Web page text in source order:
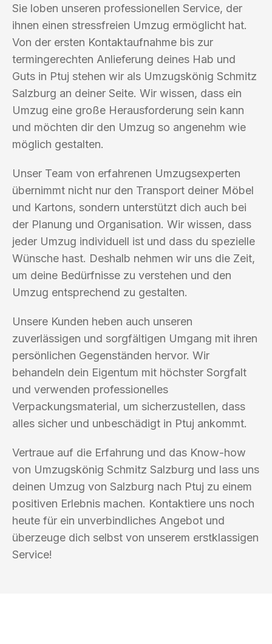
Sie loben unseren professionellen Service, der
ihnen einen stressfreien Umzug ermöglicht hat.
Von der ersten Kontaktaufnahme bis zur
termingerechten Anlieferung deines Hab und
Guts in Ptuj stehen wir als Umzugskönig Schmitz
Salzburg an deiner Seite. Wir wissen, dass ein
Umzug eine große Herausforderung sein kann
und möchten dir den Umzug so angenehm wie
möglich gestalten.
Unser Team von erfahrenen Umzugsexperten
übernimmt nicht nur den Transport deiner Möbel
und Kartons, sondern unterstützt dich auch bei
der Planung und Organisation. Wir wissen, dass
jeder Umzug individuell ist und dass du spezielle
Wünsche hast. Deshalb nehmen wir uns die Zeit,
um deine Bedürfnisse zu verstehen und den
Umzug entsprechend zu gestalten.
Unsere Kunden heben auch unseren
zuverlässigen und sorgfältigen Umgang mit ihren
persönlichen Gegenständen hervor. Wir
behandeln dein Eigentum mit höchster Sorgfalt
und verwenden professionelles
Verpackungsmaterial, um sicherzustellen, dass
alles sicher und unbeschädigt in Ptuj ankommt.
Vertraue auf die Erfahrung und das Know-how
von Umzugskönig Schmitz Salzburg und lass uns
deinen Umzug von Salzburg nach Ptuj zu einem
positiven Erlebnis machen. Kontaktiere uns noch
heute für ein unverbindliches Angebot und
überzeuge dich selbst von unserem erstklassigen
Service!